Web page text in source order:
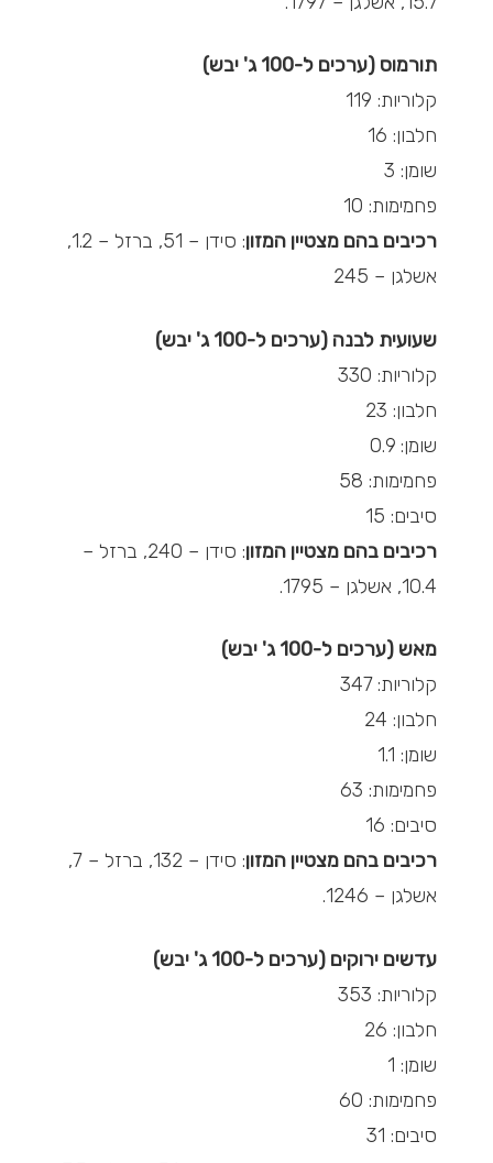
תורמוס (ערכים ל-100 ג' יבש)
קלוריות: 119
חלבון: 16
שומן: 3
פחמימות: 10
רכיבים בהם מצטיין המזון
: סידן – 51, ברזל – 1.2,
אשלגן – 245
שעועית לבנה (ערכים ל-100 ג' יבש)
קלוריות: 330
חלבון: 23
שומן: 0.9
פחמימות: 58
סיבים: 15
רכיבים בהם מצטיין המזון
: סידן – 240, ברזל –
10.4, אשלגן – 1795.
מאש (ערכים ל-100 ג' יבש)
קלוריות: 347
חלבון: 24
שומן: 1.1
פחמימות: 63
סיבים: 16
רכיבים בהם מצטיין המזון
: סידן – 132, ברזל – 7,
אשלגן – 1246.
עדשים ירוקים (ערכים ל-100 ג' יבש)
קלוריות: 353
חלבון: 26
שומן: 1
פחמימות: 60
סיבים: 31